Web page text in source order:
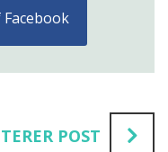
POST